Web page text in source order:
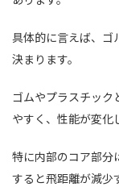
具体的に言えば、ゴ
決まります。
ゴムやプラスチック
やすく、性能が変化
特に内部のコア部分
すると飛距離が減少